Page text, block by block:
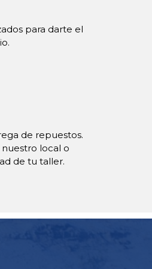
para darte el
de repuestos.
local o
de tu taller.